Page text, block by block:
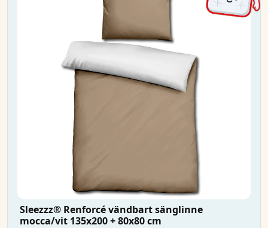
Sleezzz® Renforcé vändbart sänglinne
mocca/vit 135x200 + 80x80 cm